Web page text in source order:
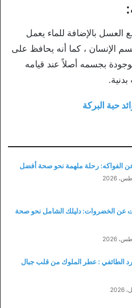
بالإضافة للماء يعمل
الإنسان ، كما أنه يحافظ على
بجسمه أصلاً عند قيامه
حبة البركة
الفواكه: رحلة ملهمة نحو صحة أفضل
عن الخضروات: دليلك الشامل نحو صحة
الطائفي : عطر الملوك من قلب جبال